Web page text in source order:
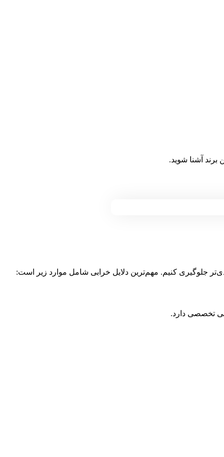
آشنا شوید.
جلوگیری کنیم. مهم‌ترین دلایل خرابی شامل موارد زیر است:
تخصصی دارد.